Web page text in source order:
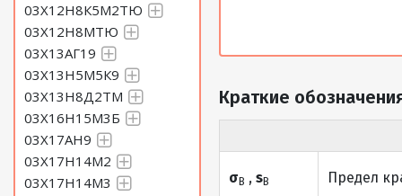
03Х12Н8К5М2ТЮ
03Х12Н8МТЮ
03Х13АГ19
03Х13Н5М5К9
03Х13Н8Д2ТМ
03Х16Н15М3Б
03Х17АН9
03Х17Н14М2
03Х17Н14М3
Краткие
σВ ,sВ Предел